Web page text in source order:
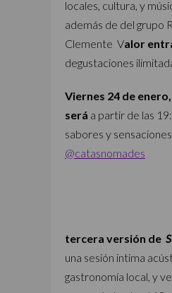
locales, cultura, y
además de del grupo
Clemente Valor
degustaciones
Viernes 24 de
será a partir de las
sabores y sensaciones
@catasnomades
tercera versión de
una sesión intima
gastronomía local, y